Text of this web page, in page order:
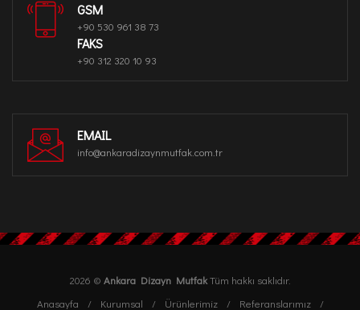
GSM
+90 530 961 38 73
FAKS
+90 312 320 10 93
EMAIL
info@ankaradizaynmutfak.com.tr
2026 © Ankara Dizayn MutfakTüm hakkı saklıdır.
Anasayfa
Kurumsal Ürünlerimiz Referanslarımız